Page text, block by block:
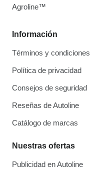
Información
Términos y condiciones
Política de privacidad
Consejos de seguridad
Reseñas de Autoline
Catálogo de marcas
Nuestras ofertas
Publicidad en Autoline
Agroline™